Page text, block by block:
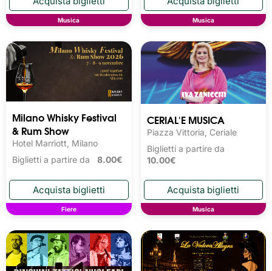
Musica Musica
Milano Whisky Festival
& Rum Show
Hotel Marriott, Milano
Biglietti a partire da 8.00€
Fiere
CERIAL'E MUSICA
Piazza Vittoria, Ceriale
Biglietti a partire da
10.00€
Musica